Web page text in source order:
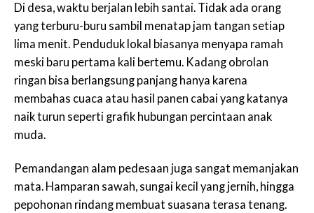
Di desa, waktu berjalan lebih santai. Tidak ada orang
yang terburu-buru sambil menatap jam tangan setiap
lima menit. Penduduk lokal biasanya menyapa ramah
meski baru pertama kali bertemu. Kadang obrolan
ringan bisa berlangsung panjang hanya karena
membahas cuaca atau hasil panen cabai yang katanya
naik turun seperti grafik hubungan percintaan anak
muda.
Pemandangan alam pedesaan juga sangat memanjakan
mata. Hamparan sawah, sungai kecil yang jernih, hingga
pepohonan rindang membuat suasana terasa tenang.